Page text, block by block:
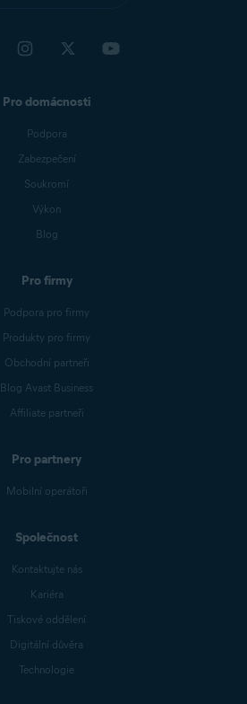
Pro domácnosti
Podpora
Zabezpečení
Soukromí
Výkon
Blog
Pro firmy
Podpora pro firmy
Produkty pro firmy
Obchodní partneři
Blog Avast Business
Affiliate partneři
Pro partnery
Mobilní operátoři
Společnost
Kontaktujte nás
Kariéra
Tiskové oddělení
Digitální důvěra
Technologie